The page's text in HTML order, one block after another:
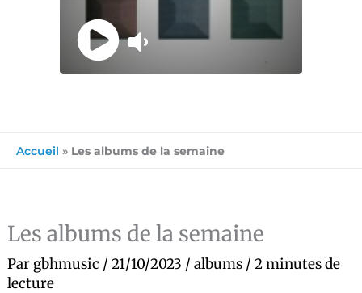
Accueil » Les albums de la semaine
Les albums de la semaine
Par gbhmusic /21/10/2023 /albums /2 minutes de
lecture